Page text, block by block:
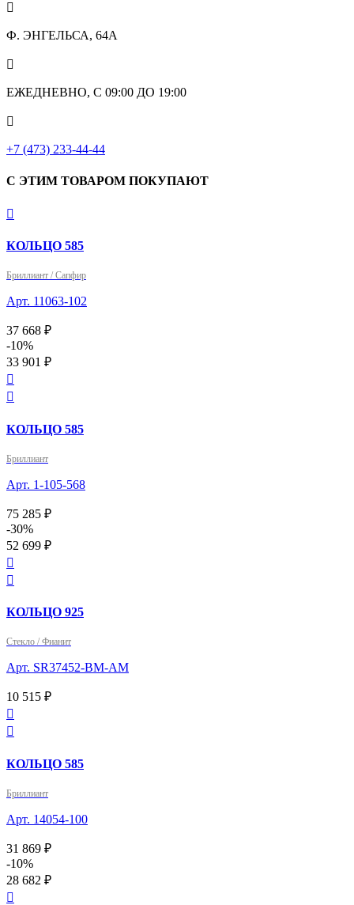

Ф. ЭНГЕЛЬСА, 64А

ЕЖЕДНЕВНО, С 09:00 ДО 19:00

+7 (473) 233-44-44
С ЭТИМ ТОВАРОМ ПОКУПАЮТ

КОЛЬЦО 585
Бриллиант / Сапфир
Арт. 11063-102
37 668 ₽
-10%
33 901 ₽


КОЛЬЦО 585
Бриллиант
Арт. 1-105-568
75 285 ₽
-30%
52 699 ₽


КОЛЬЦО 925
Стекло / Фианит
Арт. SR37452-BM-AM
10 515 ₽


КОЛЬЦО 585
Бриллиант
Арт. 14054-100
31 869 ₽
-10%
28 682 ₽
